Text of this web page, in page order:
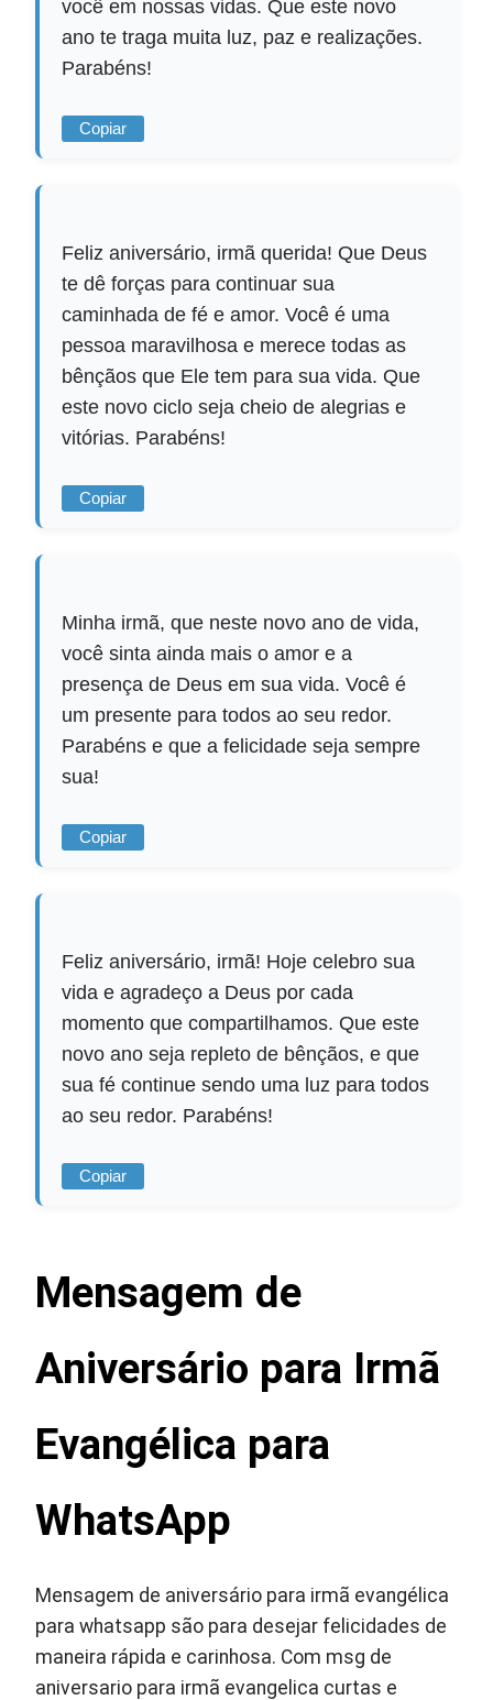
você em nossas vidas. Que este novo
ano te traga muita luz, paz e realizações.
Parabéns!
Copiar
Feliz aniversário, irmã querida! Que Deus
te dê forças para continuar sua
caminhada de fé e amor. Você é uma
pessoa maravilhosa e merece todas as
bênçãos que Ele tem para sua vida. Que
este novo ciclo seja cheio de alegrias e
vitórias. Parabéns!
Copiar
Minha irmã, que neste novo ano de vida,
você sinta ainda mais o amor e a
presença de Deus em sua vida. Você é
um presente para todos ao seu redor.
Parabéns e que a felicidade seja sempre
sua!
Copiar
Feliz aniversário, irmã! Hoje celebro sua
vida e agradeço a Deus por cada
momento que compartilhamos. Que este
novo ano seja repleto de bênçãos, e que
sua fé continue sendo uma luz para todos
ao seu redor. Parabéns!
Copiar
Mensagem de
Aniversário para Irmã
Evangélica para
WhatsApp
Mensagem de aniversário para irmã evangélica
para whatsapp são para desejar felicidades de
maneira rápida e carinhosa. Com msg de
aniversario para irmã evangelica curtas e